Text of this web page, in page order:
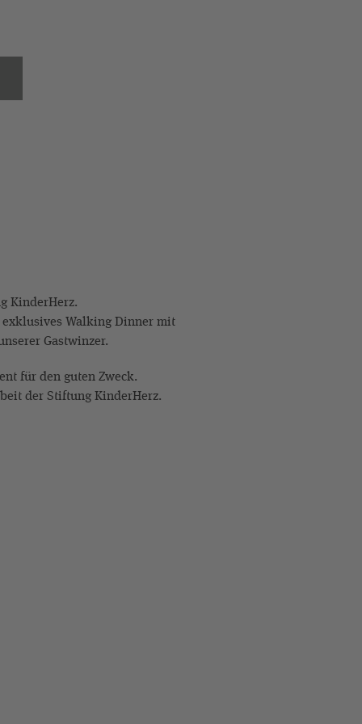
KinderHerz.
Walking Dinner mit
Gastwinzer.
für den guten Zweck.
der Stiftung KinderHerz.